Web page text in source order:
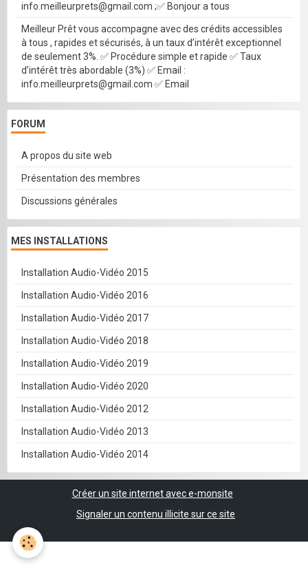
info.meilleurprets@gmail.com ;✅ Bonjour a tous
Meilleur Prêt vous accompagne avec des crédits accessibles
à tous , rapides et sécurisés, à un taux d’intérêt exceptionnel
de seulement 3%. ✅ Procédure simple et rapide ✅ Taux
d’intérêt très abordable (3%) ✅ Email :
info.meilleurprets@gmail.com ✅ Email
FORUM
A propos du site web
Présentation des membres
Discussions générales
MES INSTALLATIONS
Installation Audio-Vidéo 2015
Installation Audio-Vidéo 2016
Installation Audio-Vidéo 2017
Installation Audio-Vidéo 2018
Installation Audio-Vidéo 2019
Installation Audio-Vidéo 2020
Installation Audio-Vidéo 2012
Installation Audio-Vidéo 2013
Installation Audio-Vidéo 2014
Créer un site internet avec e-monsite
Signaler un contenu illicite sur ce site